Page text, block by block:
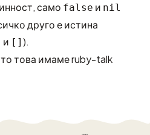
само false и nil
друго е истина
и [] ).
това имаме ruby-talk